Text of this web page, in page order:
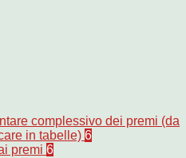
complessivo dei premi (da
in tabelle) 6
premi 6